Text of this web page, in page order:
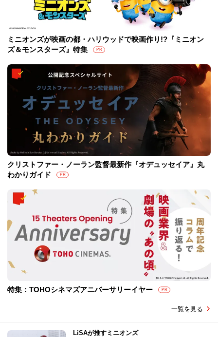
ミニオンズが映画の都・ハリウッドで映画作り!?『ミニオン
ズ＆モンスターズ』特集
PR
クリストファー・ノーラン監督最新作『オデュッセイア』丸
わかりガイド
PR
特集：TOHOシネマズアニバーサリーイヤー PR
一覧を見る
LiSAが推すミニオンズ